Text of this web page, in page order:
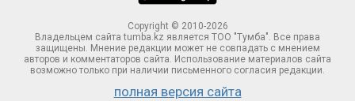
Copyright © 2010-2026
Владельцем сайта tumba.kz является ТОО "Тумба". Все права
защищены. Мнение редакции может не совпадать с мнением
авторов и комментаторов сайта. Использование материалов сайта
возможно только при наличии письменного согласия редакции.
полная версия сайта